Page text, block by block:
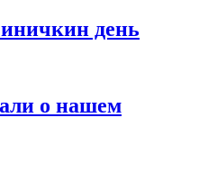
день
о нашем